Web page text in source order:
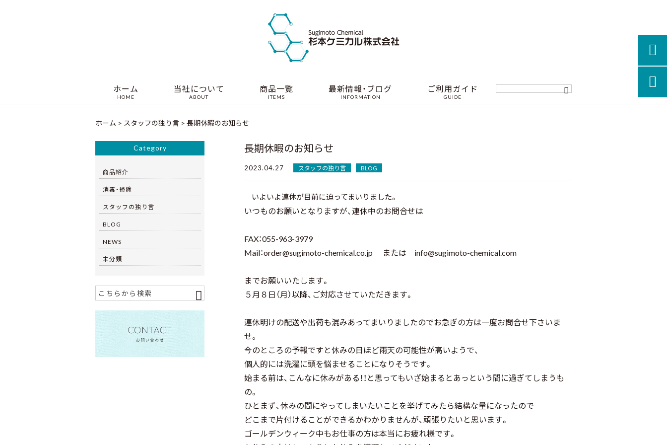
ホーム
HOME
当社について
ABOUT
商品一覧
ITEMS
最新情報・ブログ
INFORMATION
ご利用ガイド
GUIDE
ホーム > スタッフの独り言 > 長期休暇のお知らせ
長期休暇のお知らせ
2023.04.27 スタッフの独り言 BLOG
いよいよ連休が目前に迫ってまいりました。
いつものお願いとなりますが、連休中のお問合せは
FAX：055-963-3979
Mail：order@sugimoto-chemical.co.jp または info@sugimoto-chemical.com
までお願いいたします。
５月８日（月）以降、ご対応させていただきます。
連休明けの配送や出荷も混みあってまいりましたのでお急ぎの方は一度お問合せ下さいま
せ。
今のところの予報ですと休みの日ほど雨天の可能性が高いようで、
個人的には洗濯に頭を悩ませることになりそうです。
始まる前は、こんなに休みがある！！と思ってもいざ始まるとあっという間に過ぎてしまうも
の。
ひとまず、休みの間にやってしまいたいことを挙げてみたら結構な量になったので
どこまで片付けることができるかわかりませんが、頑張りたいと思います。
ゴールデンウィーク中もお仕事の方は本当にお疲れ様です。
Category
商品紹介
消毒・掃除
スタッフの独り言
BLOG
NEWS
未分類

